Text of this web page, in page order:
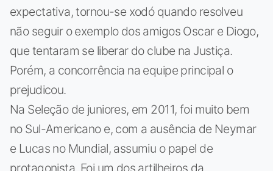
expectativa, tornou-se xodó quando resolveu
não seguir o exemplo dos amigos Oscar e Diogo,
que tentaram se liberar do clube na Justiça.
Porém, a concorrência na equipe principal o
prejudicou.
Na Seleção de juniores, em 2011, foi muito bem
no Sul-Americano e, com a ausência de Neymar
e Lucas no Mundial, assumiu o papel de
protagonista. Foi um dos artilheiros da